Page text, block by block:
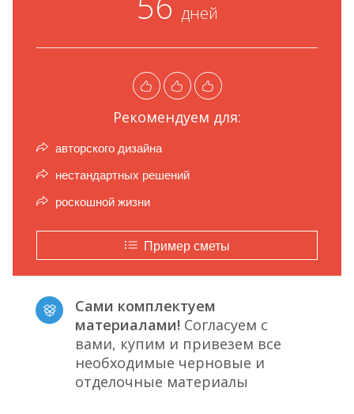
дней
Рекомендуем для:
авторского дизайна
нестандартных решений
роскошной жизни
Пример сметы
Сами комплектуем
материалами! Согласуем с
вами, купим и привезем все
необходимые черновые и
отделочные материалы